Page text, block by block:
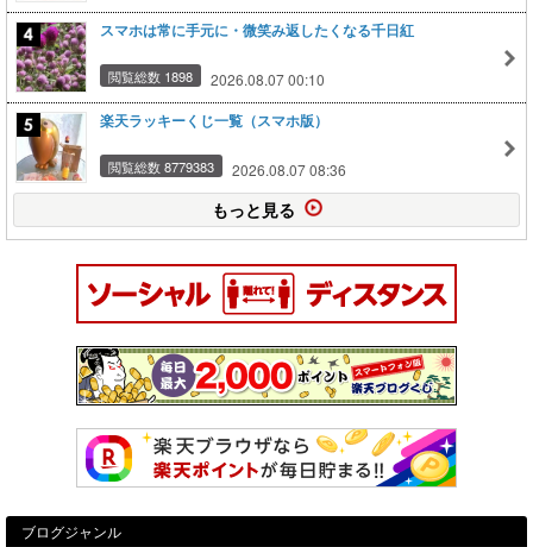
スマホは常に手元に・微笑み返したくなる千日紅
閲覧総数 1898 2026.08.07 00:10
楽天ラッキーくじ一覧（スマホ版）
閲覧総数 8779383 2026.08.07 08:36
もっと見る
ブログジャンル